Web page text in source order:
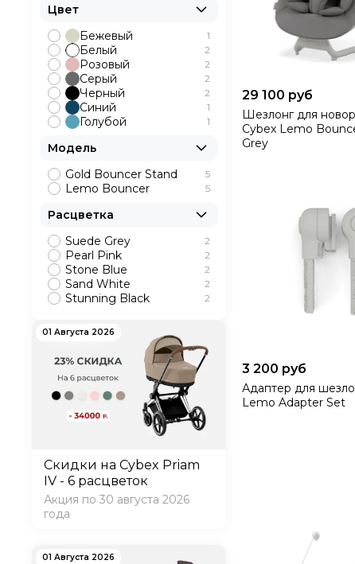
29 100 руб
Шезлонг для
Cybex Lemo
Grey
3 200 руб
Адаптер для
Lemo Adapter Set
Цвет
Бежевый
1
Белый 2
Розовый 2
Серый 2
Черный 2
Синий 1
Голубой 1
Модель
Gold Bouncer Stand
5
Lemo Bouncer 5
Расцветка
Suede Grey
2
Pearl Pink 2
Stone Blue 2
Sand White 2
Stunning Black 2
01 Августа 2026
Скидки на Cybex Priam
IV - 6 расцветок
Акция по 30 августа 2026
года
01 Августа 2026